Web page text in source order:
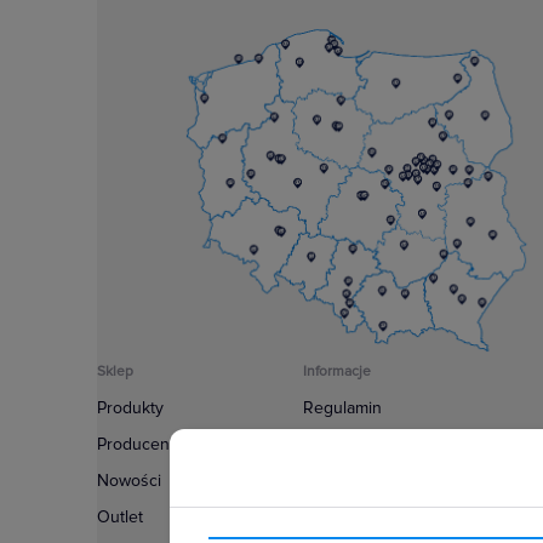
Sklep
Produkty
Producenci
Nowości
Outlet
Informacje
Regulamin